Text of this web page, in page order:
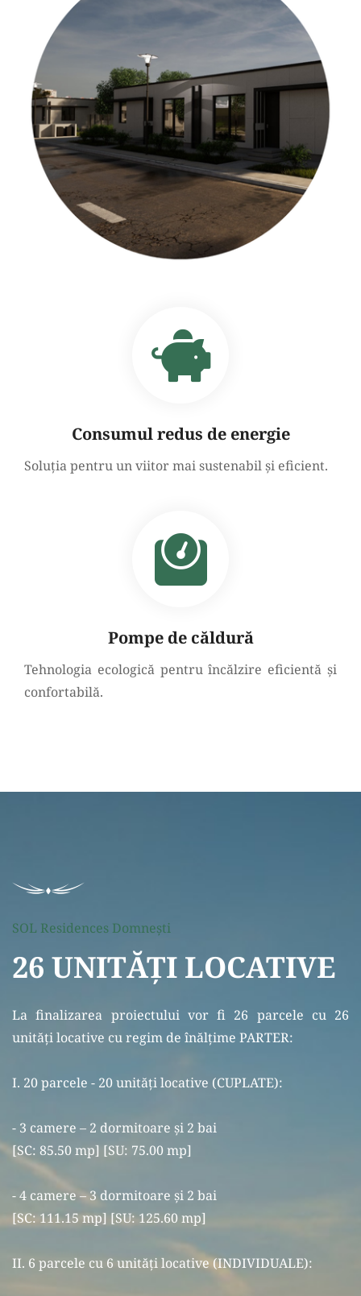
Consumul redus de energie
Soluția pentru un viitor mai sustenabil și eficient.
Pompe de căldură
Tehnologia ecologică pentru încălzire eficientă și
confortabilă.
SOL Residences Domneşti
26 UNITĂŢI LOCATIVE
La finalizarea proiectului vor fi 26 parcele cu 26
unităţi locative cu regim de înălţime PARTER:
I. 20 parcele - 20 unităţi locative (CUPLATE):
- 3 camere – 2 dormitoare şi 2 bai
[SC: 85.50 mp] [SU: 75.00 mp]
- 4 camere – 3 dormitoare şi 2 bai
[SC: 111.15 mp] [SU: 125.60 mp]
II. 6 parcele cu 6 unităţi locative (INDIVIDUALE):